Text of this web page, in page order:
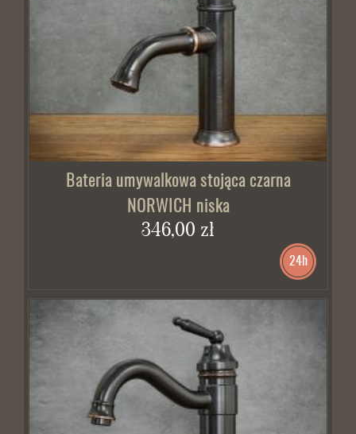
Bateria umywalkowa stojąca czarna
NORWICH niska
346,00 zł
24h